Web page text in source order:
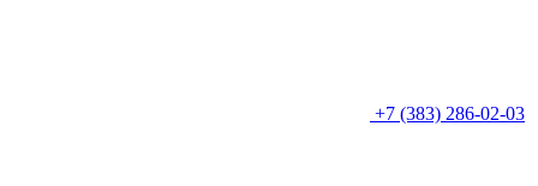
+7 (383) 286-02-03